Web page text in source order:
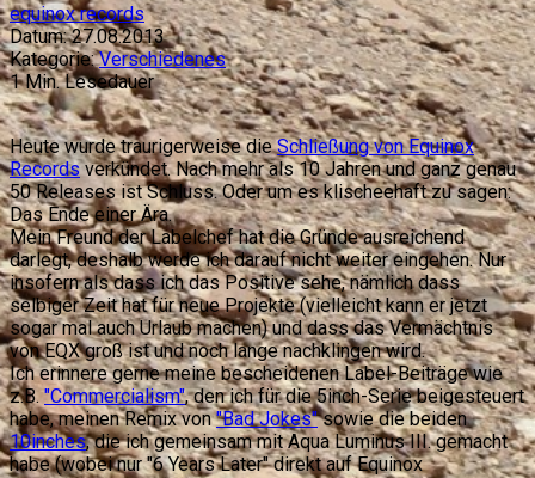
equinox records
Datum: 27.08.2013
Kategorie: Verschiedenes
1Min. Lesedauer
Heute wurde traurigerweise dieSchließung von Equinox
Recordsverkündet. Nach mehr als 10 Jahren und ganz genau
50 Releases ist Schluss. Oder um es klischeehaft zu sagen:
Das Ende einer Ära.
Mein Freund der Labelchef hat die Gründe ausreichend
darlegt, deshalb werde ich darauf nicht weiter eingehen. Nur
insofern als dass ich das Positive sehe, nämlich dass
selbiger Zeit hat für neue Projekte (vielleicht kann er jetzt
sogar mal auch Urlaub machen) und dass das Vermächtnis
von EQX groß ist und noch lange nachklingen wird.
Ich erinnere gerne meine bescheidenen Label-Beiträge wie
z.B. "Commercialism", den ich für die 5inch-Serie beigesteuert
habe, meinen Remix von"Bad Jokes"sowie die beiden
10inches, die ich gemeinsam mit Aqua Luminus III. gemacht
habe (wobei nur "6 Years Later" direkt auf Equinox